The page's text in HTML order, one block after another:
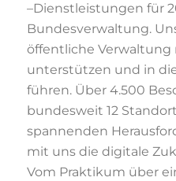
–Dienstleistungen für
Bundesverwaltung.
öffentliche Verwaltung
unterstützen und in
führen. Über 4.500
bundesweit 12
spannenden
mit uns die digitale Zuk
Vom Praktikum über